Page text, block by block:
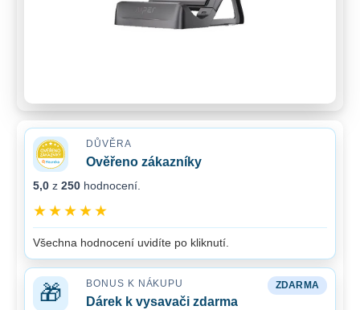
DŮVĚRA
Ověřeno zákazníky
5,0 z 250 hodnocení.
★★★★★
Všechna hodnocení uvidíte po kliknutí.
ZDARMA
🎁 BONUS K NÁKUPU
Dárek k vysavači zdarma